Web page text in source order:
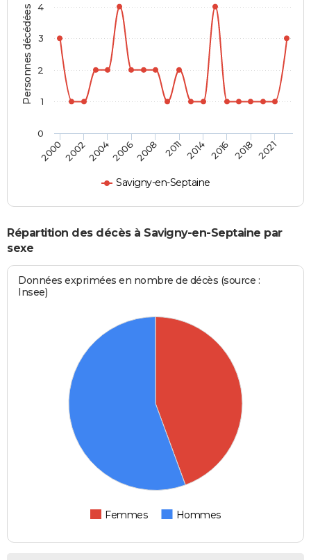
Personnes décédées
Savigny-en-Septaine
20002002200420062008 2011 2014 2016 2018 2021
0
1
2
3
4
Répartition des décès à Savigny-en-Septaine par
sexe
Données exprimées en nombre de décès (source :
Insee)
Femmes Hommes